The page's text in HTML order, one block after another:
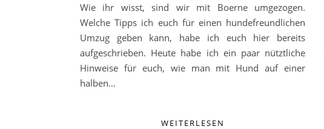
Wie ihr wisst, sind wir mit Boerne umgezogen.
Welche Tipps ich euch für einen hundefreundlichen
Umzug geben kann, habe ich euch hier bereits
aufgeschrieben. Heute habe ich ein paar nütztliche
Hinweise für euch, wie man mit Hund auf einer
halben…
WEITERLESEN